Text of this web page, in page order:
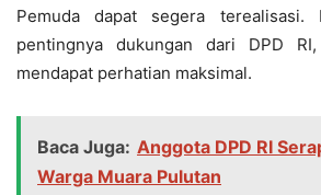
Pemuda dapat segera terealisasi.
pentingnya dukungan dari DPD
mendapat perhatian maksimal.
Baca Juga: Anggota DPD RI
Warga Muara Pulutan